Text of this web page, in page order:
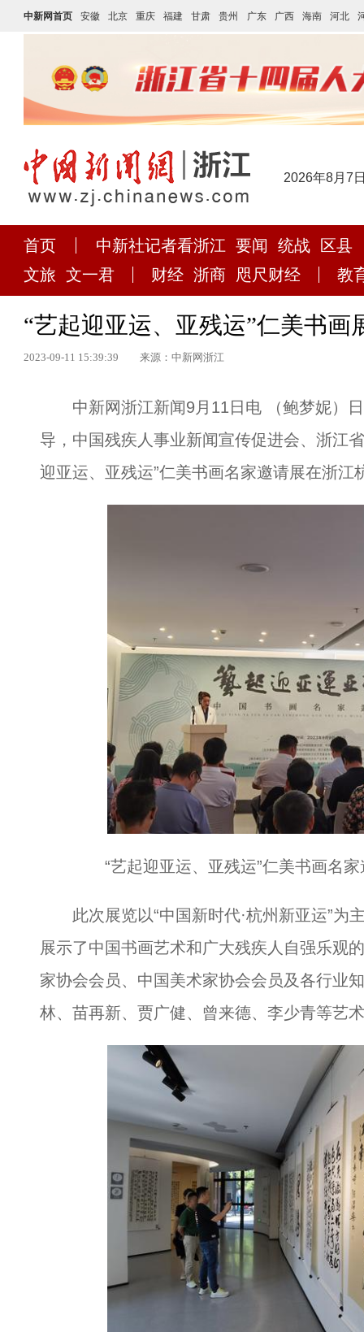
中新网首页 安徽 北京 重庆 福建 甘肃 贵州 广东 广西 海南 河北
2026年8月7
首页 中新社记者看浙江 要闻 统战
区县
文旅 文一君 财经 浙商 咫尺财经 教
“艺起迎亚运、亚残运”仁美书画
2023-09-11 15:39:39 来源：中新网浙江
中新网浙江新闻9月11日电 （鲍梦妮）日
导，中国残疾人事业新闻宣传促进会、浙江
迎亚运、亚残运”仁美书画名家邀请展在浙江
“艺起迎亚运、亚残运”仁美书画名家
此次展览以“中国新时代·杭州新亚运”为
展示了中国书画艺术和广大残疾人自强乐观
家协会会员、中国美术家协会会员及各行业
林、苗再新、贾广健、曾来德、李少青等艺